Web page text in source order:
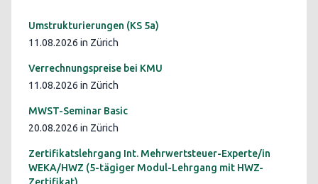
Umstrukturierungen (KS 5a)
11.08.2026 in Zürich
Verrechnungspreise bei KMU
11.08.2026 in Zürich
MWST-Seminar Basic
20.08.2026 in Zürich
Zertifikatslehrgang Int. Mehrwertsteuer-Experte/in
WEKA/HWZ (5-tägiger Modul-Lehrgang mit HWZ-